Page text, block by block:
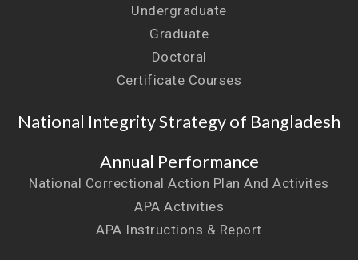
Undergraduate
Graduate
Doctoral
Certificate Courses
National Integrity Strategy of Bangladesh
Annual Performance
National Correctional Action Plan And Activites
APA Activities
APA Instructions & Report